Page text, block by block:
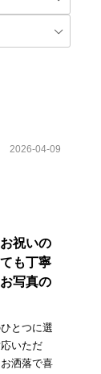
2026-04-09
祝いの
も丁寧
写真の
とつに選
いただ
洒落で喜